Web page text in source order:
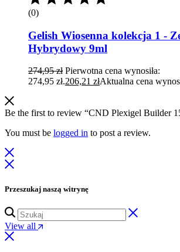
(0)
Gelish Wiosenna kolekcja 1 -
Hybrydowy 9ml
274,95zł Pierwotna cena wynosiła:
274,95 zł.206,21 złAktualna cena
Be the first to review “CND Plexigel Builder
You must be logged in to post a review.
Przeszukaj naszą witrynę
View all